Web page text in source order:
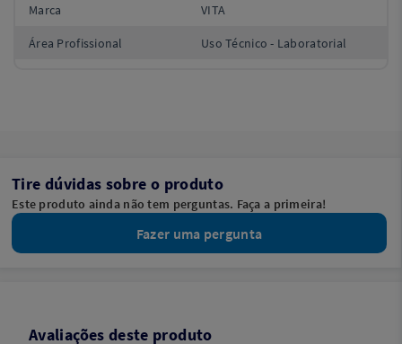
Marca VITA
Área Profissional Uso Técnico - Laboratorial
Tire dúvidas sobre o produto
Este produto ainda não tem perguntas. Faça a primeira!
Fazer uma pergunta
Avaliações deste produto